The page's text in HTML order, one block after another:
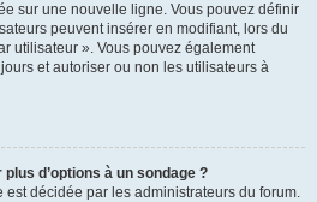
sur une nouvelle ligne. Vous pouvez définir
peuvent insérer en modifiant, lors du
utilisateur ». Vous pouvez également
et autoriser ou non les utilisateurs à
d’options à un sondage ?
est décidée par les administrateurs du forum.